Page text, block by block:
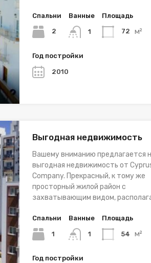
Спальни
2
Ванные
1
Площадь
72 м²
Год постройки
2010
Выгодная недвижимость
Вашему вниманию предлагается
выгодная недвижимость от
Company. Прекрасный, к тому же
просторный жилой район с
захватывающим видом,
Спальни
1
Ванные
1
Площадь
54 м²
Год постройки